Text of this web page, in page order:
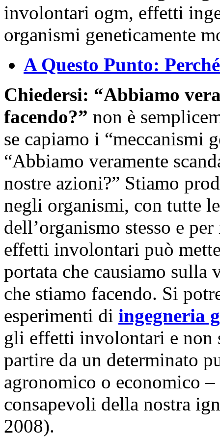
A Questo Punto:
Chiedersi: “Abbiamo
facendo?” non è
se capiamo i “meccanismi
“Abbiamo veramente
nostre azioni?” Stiamo
negli organismi, con tutte
dell’organismo stesso e
effetti involontari può
portata che causiamo sulla
che stiamo facendo. Si
esperimenti di ingegneria
gli effetti involontari e non
partire da un determinato
agronomico o economico
consapevoli della nostra
2008).